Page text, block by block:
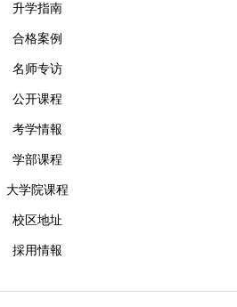
升学指南
合格案例
名师专访
公开课程
考学情報
学部课程
大学院课程
校区地址
採用情報